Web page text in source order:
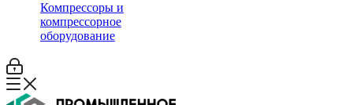
Компрессоры и
компрессорное
оборудование